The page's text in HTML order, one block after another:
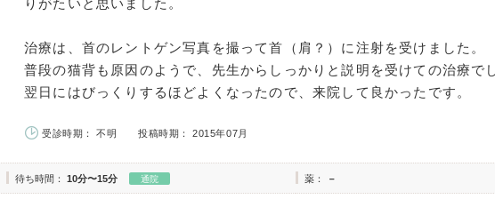
りがたいと思いました。
治療は、首のレントゲン写真を撮って首（肩？）に注射を受けました。
普段の猫背も原因のようで、先生からしっかりと説明を受けての治療で
翌日にはびっくりするほどよくなったので、来院して良かったです。
受診時期： 不明 投稿時期： 2015年07月
待ち時間： 10分〜15分 通院 薬： －